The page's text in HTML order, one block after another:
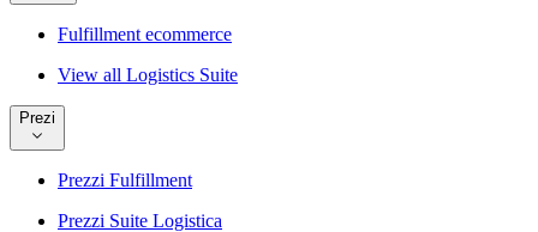
Fulfillment ecommerce
View all Logistics Suite
Prezi
Prezzi Fulfillment
Prezzi Suite Logistica